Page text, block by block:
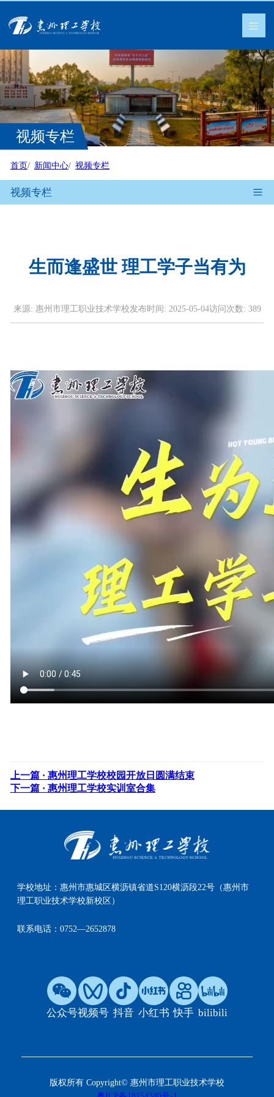
视频专栏
首页 新闻中心 视频专栏
视频专栏
生而逢盛世 理工学子当有为
来源: 惠州市理工职业技术学校发布时间: 2025-05-04访问次数: 389
上一篇 · 惠州理工学校校园开放日圆满结束
下一篇 · 惠州理工学校实训室合集
学校地址：惠州市惠城区横沥镇省道S120横沥段22号（惠州市
理工职业技术学校新校区）
联系电话：0752—2652878
公众号视频号 抖音 小红书 快手 bilibili
版权所有 Copyright© 惠州市理工职业技术学校